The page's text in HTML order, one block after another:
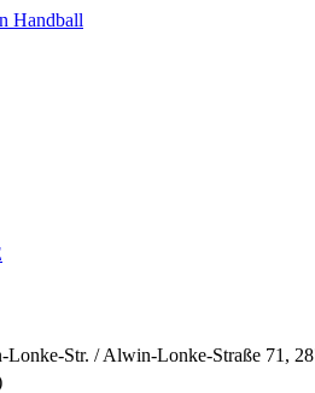
Str. / Alwin-Lonke-Straße 71,